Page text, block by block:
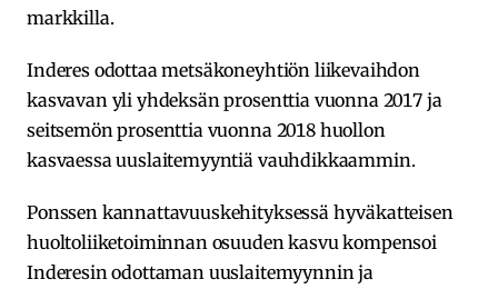
markkilla.
Inderes odottaa metsäkoneyhtiön liikevaihdon
kasvavan yli yhdeksän prosenttia vuonna 2017 ja
seitsemön prosenttia vuonna 2018 huollon
kasvaessa uuslaitemyyntiä vauhdikkaammin.
Ponssen kannattavuuskehityksessä hyväkatteisen
huoltoliiketoiminnan osuuden kasvu kompensoi
Inderesin odottaman uuslaitemyynnin ja